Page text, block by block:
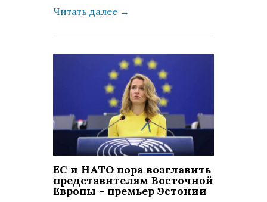
Читать далее →
ЕС и НАТО пора возглавить
представителям Восточной
Европы - премьер Эстонии